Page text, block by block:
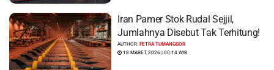
Iran Pamer Stok Rudal Sejjil,
Jumlahnya Disebut Tak Terhitung!
AUTHOR:FETRA TUMANGGOR
18 MARET 2026 | 00:14 WIB